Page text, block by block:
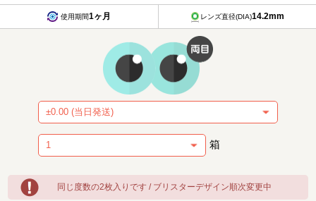
使用期間1ヶ月 レンズ直径(DIA)14.2mm
箱
同じ度数の2枚入りです / ブリスターデザイン順次変更中